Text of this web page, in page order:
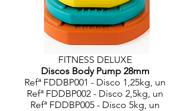
FITNESS DELUXE
Discos Body Pump 28mm
Refª FDDBP001 - Disco 1,25kg, un
Refª FDDBP002 - Disco 2,5kg, un
Refª FDDBP005 - Disco 5kg, un